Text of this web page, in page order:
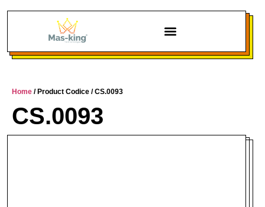
Home / Product Codice / CS.0093
CS.0093